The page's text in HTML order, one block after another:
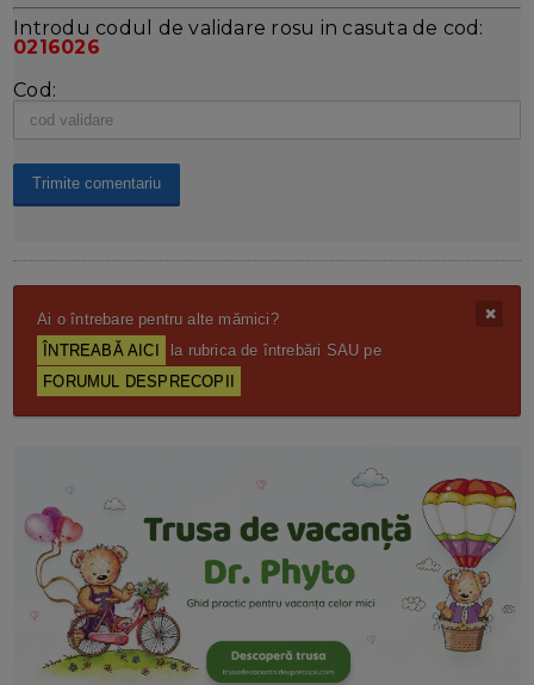
Introdu codul de validare rosu in casuta de cod:
0216026
Cod:
Ai o întrebare pentru alte mămici?
ÎNTREABĂ AICI
la rubrica de întrebări SAU pe
FORUMUL DESPRECOPII